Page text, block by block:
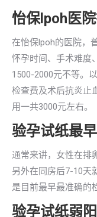
怡保lpoh医
在怡保lpoh的医院，
怀孕时间、手术难度
1500-2000元不等。
检查费及术后抗炎止
用一共3000元左右。
验孕试纸最
通常来讲，女性在排
另外在同房后7-10天
是目前最早最准确的
验孕试纸弱